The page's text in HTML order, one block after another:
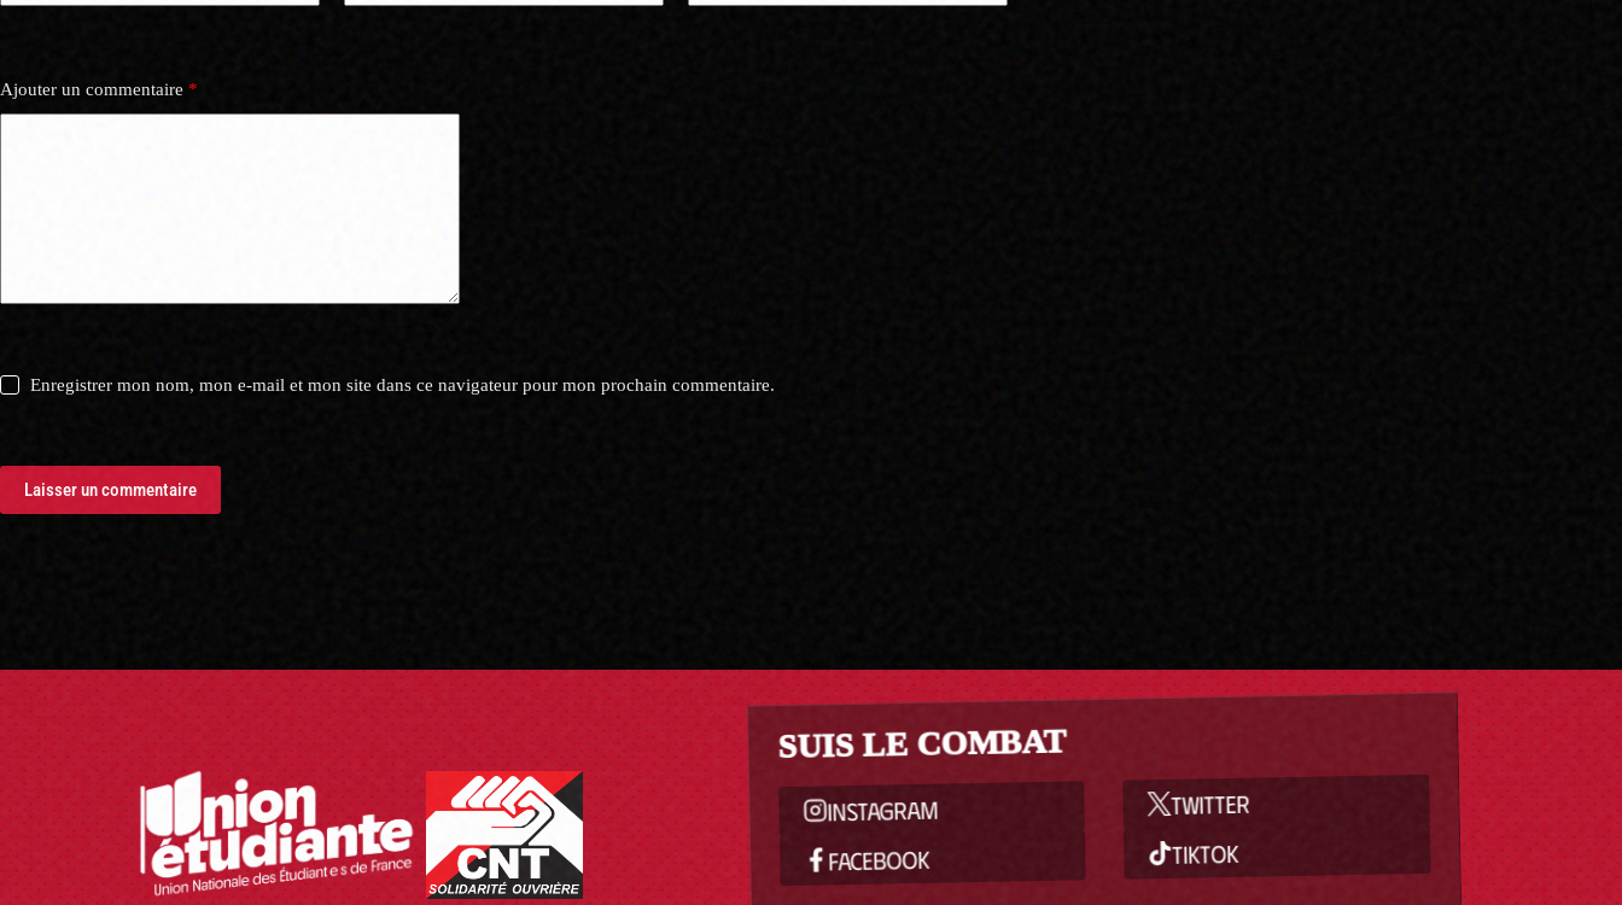
Ajouter un commentaire *
Enregistrer mon nom, mon e-mail et mon site dans ce navigateur pour mon prochain commentaire.
Laisser un commentaire
SUIS LE COMBAT
INSTAGRAM
FACEBOOK
TWITTER
TIKTOK